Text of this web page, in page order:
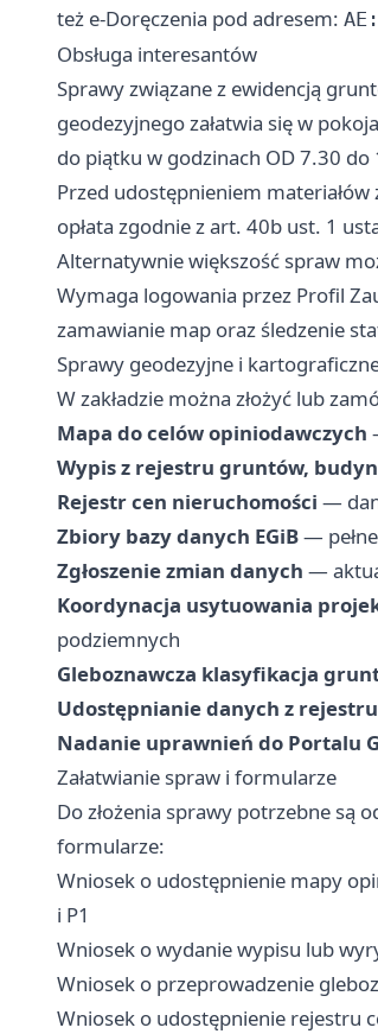
też e-Doręczenia pod adresem:
Obsługa interesantów
Sprawy związane z ewidencją
geodezyjnego załatwia się w
do piątku w godzinach OD 7.30 do
Przed udostępnieniem
opłata zgodnie z art. 40b ust. 1
Alternatywnie większość spraw
Wymaga logowania przez Profil
zamawianie map oraz śledzenie
Sprawy geodezyjne i
W zakładzie można złożyć lub
Mapa do celów opiniodawczych
Wypis z rejestru gruntów,
Rejestr cen nieruchomości —
Zbiory bazy danych EGiB—
Zgłoszenie zmian danych —
Koordynacja usytuowania
podziemnych
Gleboznawcza klasyfikacja
Udostępnianie danych z
Nadanie uprawnień do Portalu
Załatwianie spraw i formularze
Do złożenia sprawy potrzebne są
formularze:
Wniosek o udostępnienie mapy
i P1
Wniosek o wydanie wypisu lub
Wniosek o przeprowadzenie
Wniosek o udostępnienie rejestru